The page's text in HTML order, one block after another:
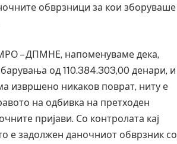
обврзници за кои зборуваше
– ДПМНЕ, напоменуваме дека,
од 110.384.303,00 денари, и
извршено никаков поврат, ниту е
на одбивка на претходен
пријави. Со контролата кај
е задолжен даночниот обврзник со